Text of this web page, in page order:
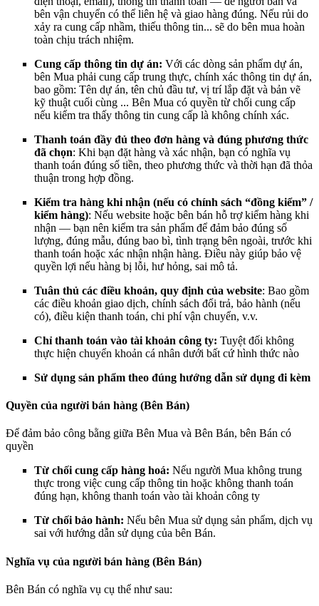
bên vận chuyển có thể liên hệ và giao hàng đúng. Nếu rủi do
xảy ra cung cấp nhầm, thiếu thông tin... sẽ do bên mua hoàn
toàn chịu trách nhiệm.
Cung cấp thông tin dự án: Với các dòng sản phẩm dự án,
bên Mua phải cung cấp trung thực, chính xác thông tin dự án,
bao gồm: Tên dự án, tên chủ đầu tư, vị trí lắp đặt và bản vẽ
kỹ thuật cuối cùng ... Bên Mua có quyền từ chối cung cấp
nếu kiểm tra thấy thông tin cung cấp là không chính xác.
Thanh toán đầy đủ theo đơn hàng và đúng phương thức
đã chọn: Khi bạn đặt hàng và xác nhận, bạn có nghĩa vụ
thanh toán đúng số tiền, theo phương thức và thời hạn đã thỏa
thuận trong hợp đồng.
Kiểm tra hàng khi nhận (nếu có chính sách “đồng kiểm” /
kiểm hàng): Nếu website hoặc bên bán hỗ trợ kiểm hàng khi
nhận — bạn nên kiểm tra sản phẩm để đảm bảo đúng số
lượng, đúng mẫu, đúng bao bì, tình trạng bên ngoài, trước khi
thanh toán hoặc xác nhận nhận hàng. Điều này giúp bảo vệ
quyền lợi nếu hàng bị lỗi, hư hỏng, sai mô tả.
Tuân thủ các điều khoản, quy định của website: Bao gồm
các điều khoản giao dịch, chính sách đổi trả, bảo hành (nếu
có), điều kiện thanh toán, chi phí vận chuyển, v.v.
Chỉ thanh toán vào tài khoản công ty: Tuyệt đối không
thực hiện chuyển khoản cá nhân dưới bất cứ hình thức nào
Sử dụng sản phẩm theo đúng hướng dẫn sử dụng đi kèm
Quyền của người bán hàng (Bên Bán)
Để đảm bảo công bằng giữa Bên Mua và Bên Bán, bên Bán có
quyền
Từ chối cung cấp hàng hoá: Nếu người Mua không trung
thực trong việc cung cấp thông tin hoặc không thanh toán
đúng hạn, không thanh toán vào tài khoản công ty
Từ chối bảo hành: Nếu bên Mua sử dụng sản phẩm, dịch vụ
sai với hướng dẫn sử dụng của bên Bán.
Nghĩa vụ của người bán hàng (Bên Bán)
Bên Bán có nghĩa vụ cụ thể như sau: